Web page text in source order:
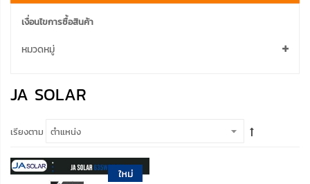
JA SOLAR
เรียงตาม
เงื่อนไขการซื้อสินค้า
หมวดหมู่